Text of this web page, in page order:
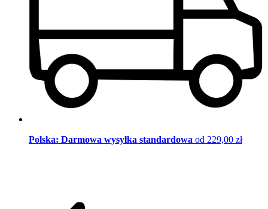
Polska: Darmowa wysyłka standardowa od 229,00 zł